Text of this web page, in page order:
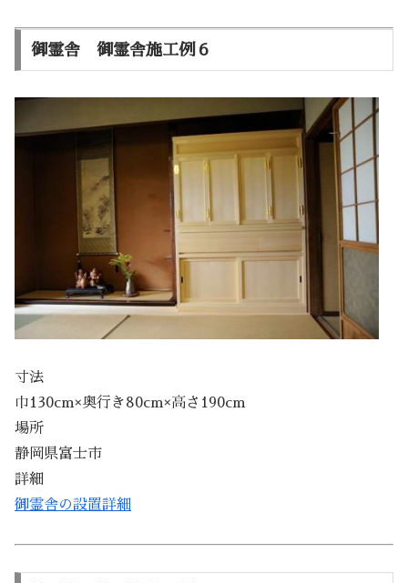
御霊舎 御霊舎施工例６
寸法
巾130cm×奥行き80cm×高さ190cm
場所
静岡県富士市
詳細
御霊舎の設置詳細